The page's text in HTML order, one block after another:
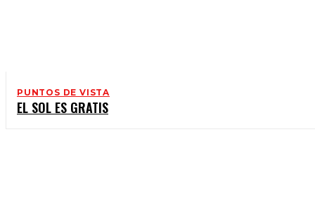
PUNTOS DE VISTA
EL SOL ES GRATIS